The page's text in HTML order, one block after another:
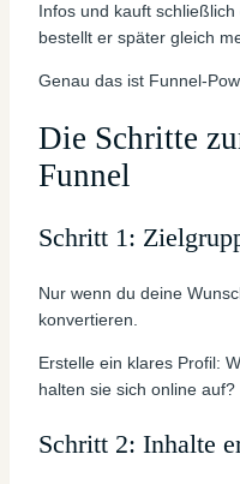
Infos und kauft
bestellt er später gleich
Genau das ist Funnel-
Die Schritte
Funnel
Schritt 1:
Nur wenn du deine
konvertieren.
Erstelle ein klares Profil:
halten sie sich online auf?
Schritt 2: Inhalte